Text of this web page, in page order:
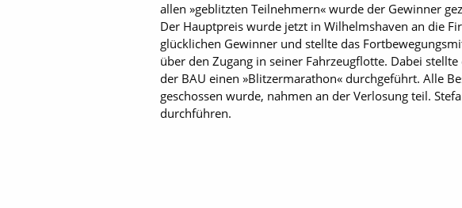
allen »geblitzten Teilnehmern« wurde der Gewinner
Der Hauptpreis wurde jetzt in Wilhelmshaven an die
glücklichen Gewinner und stellte das
über den Zugang in seiner Fahrzeugflotte. Dabei
der BAU einen »Blitzermarathon« durchgeführt. Alle
geschossen wurde, nahmen an der Verlosung teil.
durchführen.